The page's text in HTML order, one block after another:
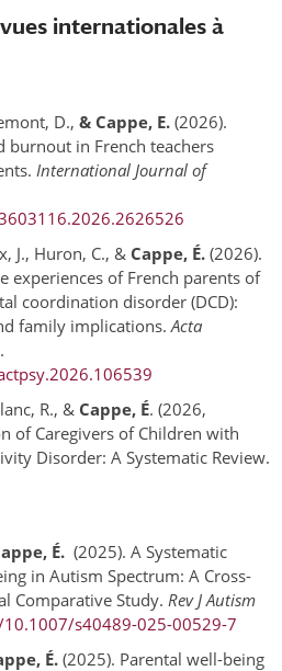
internationales à
D., & Cappe, E. (2026).
burnout in French teachers
International Journal of
J., Huron, C., & Cappe, É. (2026).
experiences of French parents of
coordination disorder (DCD):
family implications.Acta
R., & Cappe, É. (2026,
of Caregivers of Children with
Disorder: A Systematic Review.
É. (2025). A Systematic
in Autism Spectrum: A Cross-
Comparative Study. Rev J Autism
s40489-025-00529-7
É.(2025). Parental well-being